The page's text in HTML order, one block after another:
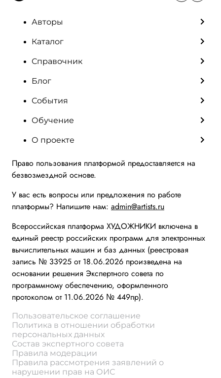
Авторы
Каталог
Справочник
Блог
События
Обучение
О проекте
Право пользования платформой предоставляется на
безвозмездной основе.
У вас есть вопросы или предложения по работе
платформы? Напишите нам: admin@artists.ru
Всероссийская платформа ХУДОЖНИКИ включена в
единый реестр российских программ для электронных
вычислительных машин и баз данных (реестровая
запись № 33925 от 18.06.2026 произведена на
основании решения Экспертного совета по
программному обеспечению, оформленного
протоколом от 11.06.2026 № 449пр).
Пользовательское соглашение
Политика в отношении обработки
персональных данных
Состав экспертного совета
Правила модерации
Правила рассмотрения заявлений о
нарушении прав на ОИС